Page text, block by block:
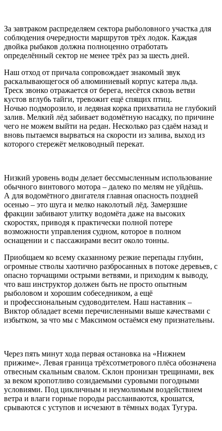
За завтраком распределяем сектора рыболовного участка для
соблюдения очередности маршрутов трёх лодок. Каждая
двойка рыбаков должна полноценно отработать
определённый сектор не менее трёх раз за шесть дней.
Наш отход от причала сопровождает знакомый звук
раскалывающегося об алюминиевый корпус катера льда.
Треск звонко отражается от берега, несётся сквозь ветви
кустов вглубь тайги, тревожит ещё спящих птиц.
Ночью подморозило, и ледяная корка прихватила не глубокий
залив. Мелкий лёд забивает водомётную насадку, по причине
чего не можем выйти на редан. Несколько раз сдаём назад и
вновь пытаемся вырваться на скорости из залива, выход из
которого стережёт мелководный перекат.
Низкий уровень воды делает бессмысленным использование
обычного винтового мотора – далеко по мелям не уйдёшь.
А для водомётного двигателя главная опасность поздней
осенью – это шуга и мелко наколотый лёд. Замерзшие
фракции забивают улитку водомёта даже на высоких
скоростях, приводя к практически полной потере
возможности управления судном, которое в полном
оснащении и с пассажирами весит около тонны.
Приобщаем ко всему сказанному резкие перепады глубин,
огромные стволы хаотично разбросанных в потоке деревьев, с
опасно торчащими острыми ветвями, и приходим к выводу,
что ваш инструктор должен быть не просто опытным
рыболовом и хорошим собеседником, а ещё
и профессиональным судоводителем. Наш наставник –
Виктор обладает всеми перечисленными выше качествами с
избытком, за что мы с Максимом остаёмся ему признательны.
Через пять минут хода первая остановка на «Нижнем
прижиме». Левая граница трёхсотметрового плёса обозначена
отвесным скальным свалом. Склон пронизан трещинами, век
за веком кропотливо созидаемыми суровыми погодными
условиями. Под цикличным и неумолимым воздействием
ветра и влаги горные породы расслаиваются, крошатся,
срываются с уступов и исчезают в тёмных водах Тугура.